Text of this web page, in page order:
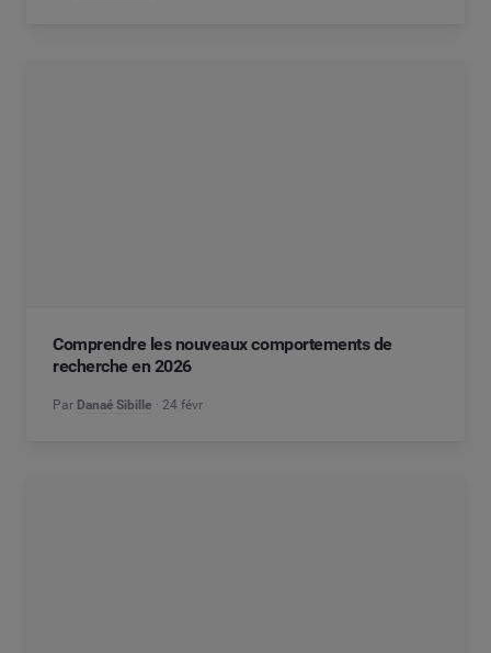
Comprendre les nouveaux comportements de
recherche en 2026
Par Danaé Sibille 24 févr